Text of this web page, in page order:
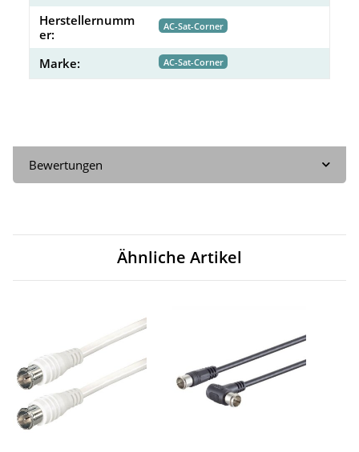
Herstellernumm
er:
AC-Sat-Corner
Marke: AC-Sat-Corner
Bewertungen
Ähnliche Artikel